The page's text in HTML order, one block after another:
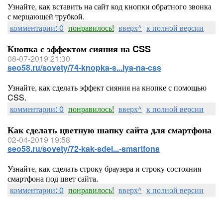
Узнайте, как вставить на сайт код кнопки обратного звонка
с мерцающей трубкой.
комментарии: 0 понравилось! вверх^ к полной версии
Кнопка с эффектом сияния на CSS
08-07-2019 21:30
seo58.ru/sovety/74-knopka-s...iya-na-css
Узнайте, как сделать эффект сияния на кнопке с помощью
CSS.
комментарии: 0 понравилось! вверх^ к полной версии
Как сделать цветную шапку сайта для смартфона
02-04-2019 19:58
seo58.ru/sovety/72-kak-sdel...-smartfona
Узнайте, как сделать строку браузера и строку состояния
смартфона под цвет сайта.
комментарии: 0 понравилось! вверх^ к полной версии